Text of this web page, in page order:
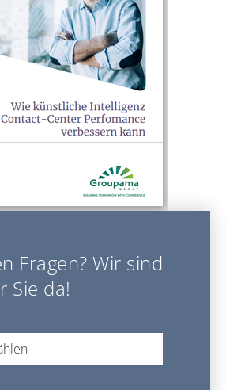
Fragen? Wir sind
Sie da!